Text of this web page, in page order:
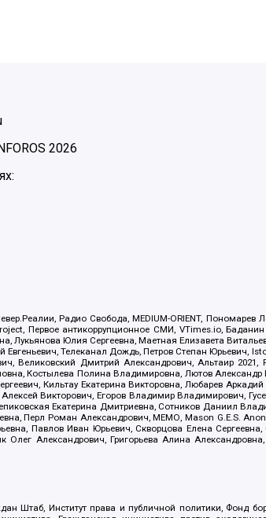
2026
Радио Свобода, MEDIUM-ORIENT, Пономарев
Первое антикоррупционное СМИ, VTimes.io,
Юлия Сергеевна, Маетная Елизавета
Телеканал Дождь, Петров Степан Юрьевич,
Великовский Дмитрий Александрович, Альтаир 2021,
Костылева Полина Владимировна, Лютов
Кильтау Екатерина Викторовна, Любарев
Викторович, Егоров Владимир Владимирович,
Екатерина Дмитриевна, Сотников Даниил
Перл Роман Александрович, МЕМО, Mason G.E.S.
Павлов Иван Юрьевич, Скворцова Елена
Александрович, Григорьева Алина Александровна,
Штаб, Институт права и публичной политики, Фонд